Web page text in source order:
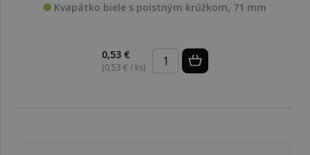
Kvapátko biele s poistným krúžkom, 71 mm
0,53 €
(0,53 € / ks)